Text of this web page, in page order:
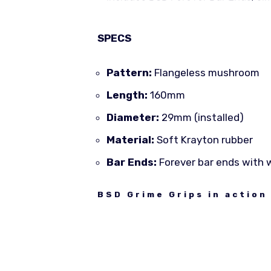
SPECS
Pattern: Flangeless mushroom
Length: 160mm
Diameter: 29mm (installed)
Material: Soft Krayton rubber
Bar Ends: Forever bar ends with
BSD Grime Grips in action